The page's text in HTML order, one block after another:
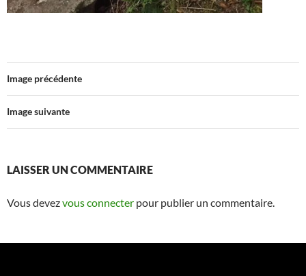
Image précédente
Image suivante
LAISSER UN COMMENTAIRE
Vous devezvous connecter pour publier un commentaire.